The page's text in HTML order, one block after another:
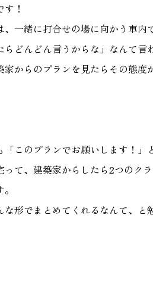
！
、一緒に打合せの場に向かう車
らどんどん言うからな」なんて言
家からのプランを見たらその態度
「このプランでお願いします！」
って、建築家からしたら2つのク
な形でまとめてくれるなんて、と